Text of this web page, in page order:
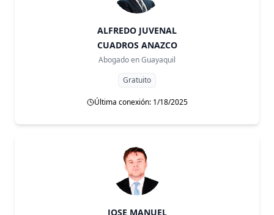
ALFREDO JUVENAL
CUADROS ANAZCO
Abogado enGuayaquil
Gratuito
Última conexión: 1/18/2025
JOSE MANUEL